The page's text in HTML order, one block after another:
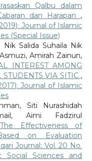
Qalbu dalam
dan Harapan ,
Journal of Islamic
(Special Issue)
Salida Suhaila Nik
Amirah Zainun,
INTEREST AMONG
VIA SITIC ,
Journal of Islamic
Siti Nurashidah
Aimi Fadzirul
Effectiveness of
on Evaluation
Journal: Vol. 20 No.
Social Sciences and